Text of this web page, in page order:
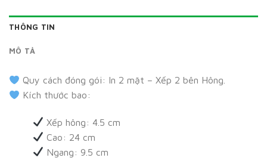
THÔNG TIN
MÔ TẢ
Quy cách đóng gói: In 2 mặt – Xếp 2 bên Hông.
Kích thước bao:
Xếp hông: 4.5 cm
Cao: 24 cm
Ngang: 9.5 cm